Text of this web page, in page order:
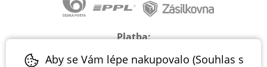
Platba:
Aby se Vám lépe nakupovalo (Souhlas s